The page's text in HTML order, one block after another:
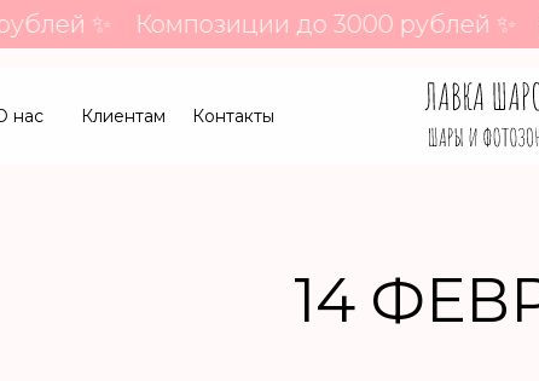
нас Контакты
Клиентам
✨ Композиции до 3000 рублей ✨
14